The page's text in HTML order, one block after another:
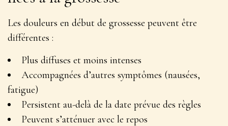
Les douleurs en début de grossesse peuvent être
différentes :
Plus diffuses et moins intenses
Accompagnées d’autres symptômes (nausées,
fatigue)
Persistent au-delà de la date prévue des règles
Peuvent s’atténuer avec le repos